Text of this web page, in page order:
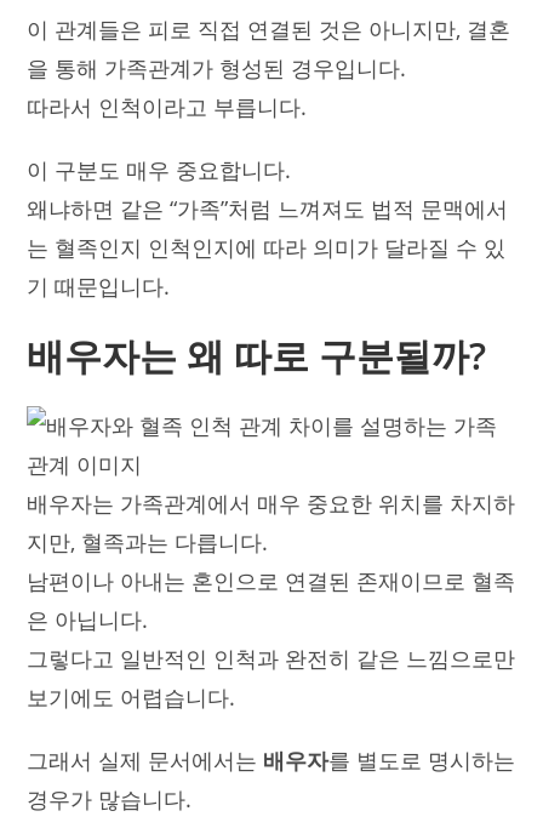
이 관계들은 피로 직접 연결된 것은 아니지만, 결혼
을 통해 가족관계가 형성된 경우입니다.
따라서 인척이라고 부릅니다.
이 구분도 매우 중요합니다.
왜냐하면 같은 “가족”처럼 느껴져도 법적 문맥에서
는 혈족인지 인척인지에 따라 의미가 달라질 수 있
기 때문입니다.
배우자는 왜 따로 구분될까?
배우자는 가족관계에서 매우 중요한 위치를 차지하
지만, 혈족과는 다릅니다.
남편이나 아내는 혼인으로 연결된 존재이므로 혈족
은 아닙니다.
그렇다고 일반적인 인척과 완전히 같은 느낌으로만
보기에도 어렵습니다.
그래서 실제 문서에서는 배우자를 별도로 명시하는
경우가 많습니다.